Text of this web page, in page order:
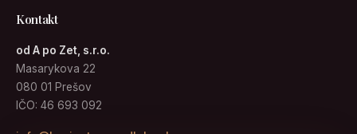
Kontakt
od A po Zet, s.r.o.
Masarykova 22
080 01 Prešov
IČO: 46 693 092